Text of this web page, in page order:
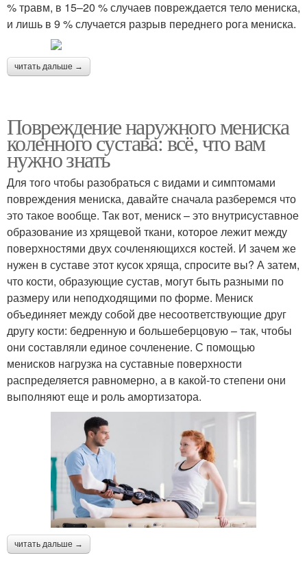
% травм, в 15–20 % случаев повреждается тело мениска,
и лишь в 9 % случается разрыв переднего рога мениска.
читать дальше →
Повреждение наружного мениска
коленного сустава: всё, что вам
нужно знать
Для того чтобы разобраться с видами и симптомами
повреждения мениска, давайте сначала разберемся что
это такое вообще. Так вот, мениск – это внутрисуставное
образование из хрящевой ткани, которое лежит между
поверхностями двух сочленяющихся костей. И зачем же
нужен в суставе этот кусок хряща, спросите вы? А затем,
что кости, образующие сустав, могут быть разными по
размеру или неподходящими по форме. Мениск
объединяет между собой две несоответствующие друг
другу кости: бедренную и большеберцовую – так, чтобы
они составляли единое сочленение. С помощью
менисков нагрузка на суставные поверхности
распределяется равномерно, а в какой-то степени они
выполняют еще и роль амортизатора.
читать дальше →